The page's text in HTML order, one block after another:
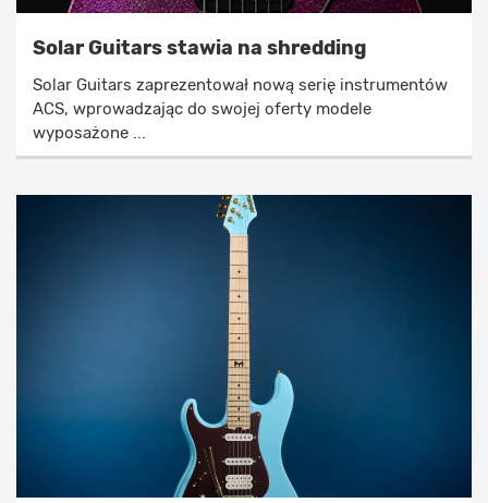
Solar Guitars stawia na shredding
Solar Guitars zaprezentował nową serię instrumentów
ACS, wprowadzając do swojej oferty modele
wyposażone ...